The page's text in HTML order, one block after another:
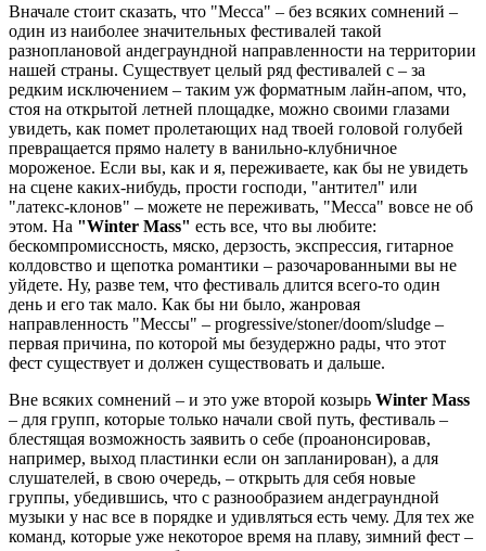
Вначале стоит сказать, что "Месса" – без всяких сомнений –
один из наиболее значительных фестивалей такой
разноплановой андеграундной направленности на территории
нашей страны. Существует целый ряд фестивалей с – за
редким исключением – таким уж форматным лайн-апом, что,
стоя на открытой летней площадке, можно своими глазами
увидеть, как помет пролетающих над твоей головой голубей
превращается прямо налету в ванильно-клубничное
мороженое. Если вы, как и я, переживаете, как бы не увидеть
на сцене каких-нибудь, прости господи, "антител" или
"латекс-клонов" – можете не переживать, "Месса" вовсе не об
этом. На "Winter Mass" есть все, что вы любите:
бескомпромиссность, мяско, дерзость, экспрессия, гитарное
колдовство и щепотка романтики – разочарованными вы не
уйдете. Ну, разве тем, что фестиваль длится всего-то один
день и его так мало. Как бы ни было, жанровая
направленность "Мессы" – progressive/stoner/doom/sludge –
первая причина, по которой мы безудержно рады, что этот
фест существует и должен существовать и дальше.
Вне всяких сомнений – и это уже второй козырь Winter Mass
– для групп, которые только начали свой путь, фестиваль –
блестящая возможность заявить о себе (проанонсировав,
например, выход пластинки если он запланирован), а для
слушателей, в свою очередь, – открыть для себя новые
группы, убедившись, что с разнообразием андеграундной
музыки у нас все в порядке и удивляться есть чему. Для тех же
команд, которые уже некоторое время на плаву, зимний фест –